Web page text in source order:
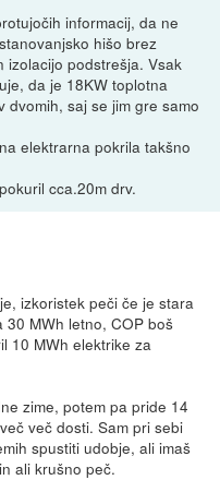
informacij, da ne
hišo brez
izolacijo podstrešja. Vsak
da je 18KW toplotna
saj se jim gre samo
elektrarna pokrila takšno
cca.20m drv.
izkoristek peči če je stara
MWh letno, COP boš
10 MWh elektrike za
zime, potem pa pride 14
več dosti. Sam pri sebi
spustiti udobje, ali imaš
ali krušno peč.